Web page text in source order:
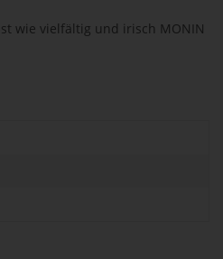
wie vielfältig und irisch MONIN